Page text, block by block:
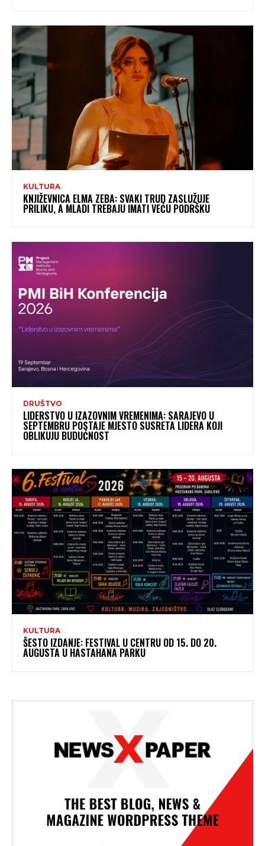
KULTURA
KNJIŽEVNICA ELMA ZEBA: SVAKI TRUD ZASLUŽUJE
PRILIKU, A MLADI TREBAJU IMATI VEĆU PODRŠKU
DRUŠTVO
LIDERSTVO U IZAZOVNIM VREMENIMA: SARAJEVO U
SEPTEMBRU POSTAJE MJESTO SUSRETA LIDERA KOJI
OBLIKUJU BUDUĆNOST
KULTURA
ŠESTO IZDANJE: FESTIVAL U CENTRU OD 15. DO 20.
AUGUSTA U HASTAHANA PARKU